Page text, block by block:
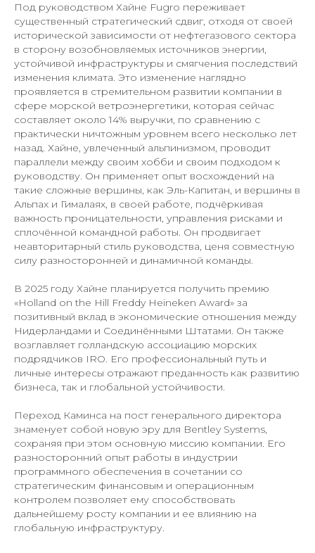
Под руководством Хайне Fugro переживает
существенный стратегический сдвиг, отходя от своей
исторической зависимости от нефтегазового сектора
в сторону возобновляемых источников энергии,
устойчивой инфраструктуры и смягчения последствий
изменения климата. Это изменение наглядно
проявляется в стремительном развитии компании в
сфере морской ветроэнергетики, которая сейчас
составляет около 14% выручки, по сравнению с
практически ничтожным уровнем всего несколько лет
назад. Хайне, увлеченный альпинизмом, проводит
параллели между своим хобби и своим подходом к
руководству. Он применяет опыт восхождений на
такие сложные вершины, как Эль-Капитан, и вершины в
Альпах и Гималаях, в своей работе, подчёркивая
важность проницательности, управления рисками и
сплочённой командной работы. Он продвигает
неавторитарный стиль руководства, ценя совместную
силу разносторонней и динамичной команды.
В 2025 году Хайне планируется получить премию
«Holland on the Hill Freddy Heineken Award» за
позитивный вклад в экономические отношения между
Нидерландами и Соединёнными Штатами. Он также
возглавляет голландскую ассоциацию морских
подрядчиков IRO. Его профессиональный путь и
личные интересы отражают преданность как развитию
бизнеса, так и глобальной устойчивости.
Переход Каминса на пост генерального директора
знаменует собой новую эру для Bentley Systems,
сохраняя при этом основную миссию компании. Его
разносторонний опыт работы в индустрии
программного обеспечения в сочетании со
стратегическим финансовым и операционным
контролем позволяет ему способствовать
дальнейшему росту компании и ее влиянию на
глобальную инфраструктуру.